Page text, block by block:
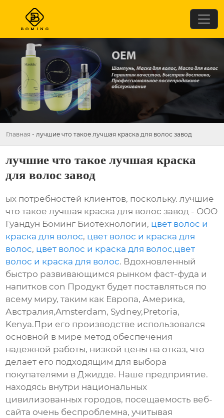
Главная - лучшие что такое лучшая краска для волос завод
лучшие что такое лучшая краска
для волос завод
ых потребностей клиентов, поскольку. лучшие
что такое лучшая краска для волос завод - ООО
Гуандун Боминг Биотехнологии, цвет волос и
краска для волос, цвет волос и краска для
волос, цвет волос и краска для волос,цвет
волос и краска для волос. Вдохновленный
быстро развивающимся рынком фаст-фуда и
напитков con Продукт будет поставляться по
всему миру, таким как Европа, Америка,
Австралия,Amsterdam, Sydney,Pretoria,
Kenya.При его производстве использовался
основной в мире метод обеспечения
надежной работы, низкой цены на отказ, что
делает его подходящим для выбора
покупателями в Джидде. Наше предприятие.
находясь внутри национальных
цивилизованных городов, посещаемость веб-
сайта очень беспроблемна, учитывая